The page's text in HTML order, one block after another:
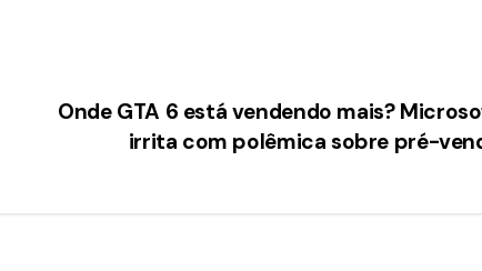
Onde GTA 6 está vendendo mais?
irrita com polêmica sobre pré-